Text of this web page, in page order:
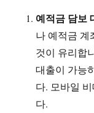
예적금 담보
나 예적금 계
것이 유리합
대출이 가능
다. 모바일
다.